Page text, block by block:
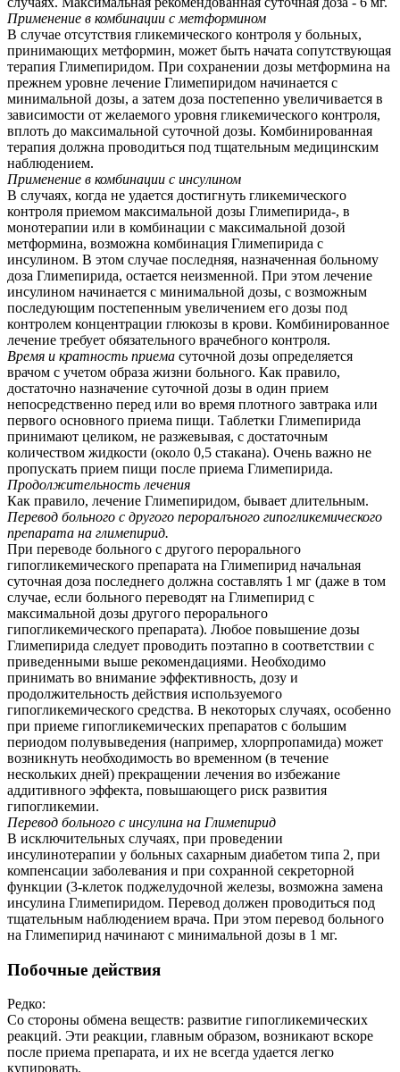
Применение в комбинации с метформином
В случае отсутствия гликемического контроля у больных,
принимающих метформин, может быть начата сопутствующая
терапия Глимепиридом. При сохранении дозы метформина на
прежнем уровне лечение Глимепиридом начинается с
минимальной дозы, а затем доза постепенно увеличивается в
зависимости от желаемого уровня гликемического контроля,
вплоть до максимальной суточной дозы. Комбинированная
терапия должна проводиться под тщательным медицинским
наблюдением.
Применение в комбинации с инсулином
В случаях, когда не удается достигнуть гликемического
контроля приемом максимальной дозы Глимепирида-, в
монотерапии или в комбинации с максимальной дозой
метформина, возможна комбинация Глимепирида с
инсулином. В этом случае последняя, назначенная больному
доза Глимепирида, остается неизменной. При этом лечение
инсулином начинается с минимальной дозы, с возможным
последующим постепенным увеличением его дозы под
контролем концентрации глюкозы в крови. Комбинированное
лечение требует обязательного врачебного контроля.
Время и кратность приема суточной дозы определяется
врачом с учетом образа жизни больного. Как правило,
достаточно назначение суточной дозы в один прием
непосредственно перед или во время плотного завтрака или
первого основного приема пищи. Таблетки Глимепирида
принимают целиком, не разжевывая, с достаточным
количеством жидкости (около 0,5 стакана). Очень важно не
пропускать прием пищи после приема Глимепирида.
Продолжительность лечения
Как правило, лечение Глимепиридом, бывает длительным.
Перевод больного с другого пероралъного гипогликемического
препарата на глимепирид.
При переводе больного с другого перорального
гипогликемического препарата на Глимепирид начальная
суточная доза последнего должна составлять 1 мг (даже в том
случае, если больного переводят на Глимепирид с
максимальной дозы другого перорального
гипогликемического препарата). Любое повышение дозы
Глимепирида следует проводить поэтапно в соответствии с
приведенными выше рекомендациями. Необходимо
принимать во внимание эффективность, дозу и
продолжительность действия используемого
гипогликемического средства. В некоторых случаях, особенно
при приеме гипогликемических препаратов с большим
периодом полувыведения (например, хлорпропамида) может
возникнуть необходимость во временном (в течение
нескольких дней) прекращении лечения во избежание
аддитивного эффекта, повышающего риск развития
гипогликемии.
Перевод больного с инсулина на Глимепирид
В исключительных случаях, при проведении
инсулинотерапии у больных сахарным диабетом типа 2, при
компенсации заболевания и при сохранной секреторной
функции (3-клеток поджелудочной железы, возможна замена
инсулина Глимепиридом. Перевод должен проводиться под
тщательным наблюдением врача. При этом перевод больного
на Глимепирид начинают с минимальной дозы в 1 мг.
Побочные действия
Редко:
Со стороны обмена веществ: развитие гипогликемических
реакций. Эти реакции, главным образом, возникают вскоре
после приема препарата, и их не всегда удается легко
купировать.